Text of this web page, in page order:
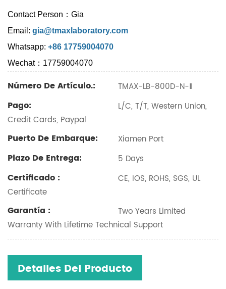
Contact Person：Gia
Email: gia@tmaxlaboratory.com
Whatsapp: +86 17759004070
Wechat：17759004070
Número De Artículo.: TMAX-LB-800D-N-Ⅱ
Pago:
L/C, T/T, Western Union,
Credit Cards, Paypal
Puerto De Embarque: Xiamen Port
Plazo De Entrega: 5 Days
Certificado :
CE, IOS, ROHS, SGS, UL
Certificate
Garantía :
Two Years Limited
Warranty With Lifetime Technical Support
Detalles Del Producto